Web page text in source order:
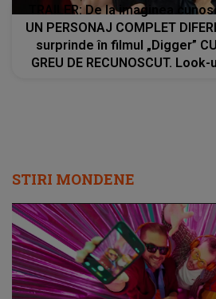
TRAILER: De la imaginea
UN PERSONAJ COMPLET
surprinde în filmul „Digger”
GREU DE RECUNOSCUT.
STIRI MONDENE